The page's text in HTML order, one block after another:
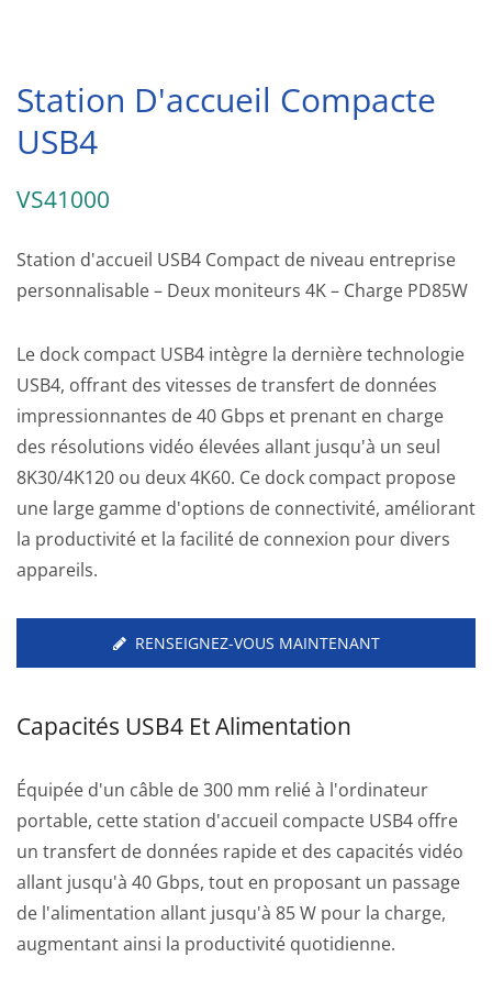
Station D'accueil Compacte
USB4
VS41000
Station d'accueil USB4 Compact de niveau entreprise
personnalisable – Deux moniteurs 4K – Charge PD85W
Le dock compact USB4 intègre la dernière technologie
USB4, offrant des vitesses de transfert de données
impressionnantes de 40 Gbps et prenant en charge
des résolutions vidéo élevées allant jusqu'à un seul
8K30/4K120 ou deux 4K60. Ce dock compact propose
une large gamme d'options de connectivité, améliorant
la productivité et la facilité de connexion pour divers
appareils.
RENSEIGNEZ-VOUS MAINTENANT
Capacités USB4 Et Alimentation
Équipée d'un câble de 300 mm relié à l'ordinateur
portable, cette station d'accueil compacte USB4 offre
un transfert de données rapide et des capacités vidéo
allant jusqu'à 40 Gbps, tout en proposant un passage
de l'alimentation allant jusqu'à 85 W pour la charge,
augmentant ainsi la productivité quotidienne.